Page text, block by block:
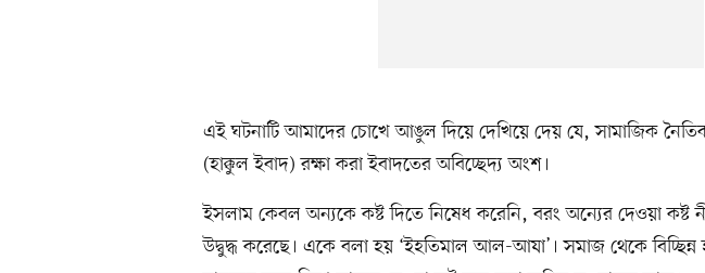
এই ঘটনাটি আমাদের চোখে আঙুল দিয়ে দেখিয়ে দেয় যে, সামাজিক
(হাক্কুল ইবাদ) রক্ষা করা ইবাদতের অবিচ্ছেদ্য অংশ।
ইসলাম কেবল অন্যকে কষ্ট দিতে নিষেধ করেনি, বরং অন্যের দেওয়া কষ্ট
উদ্বুদ্ধ করেছে। একে বলা হয় ‘ইহতিমাল আল-আযা’। সমাজ থেকে বিচ্ছিন্ন